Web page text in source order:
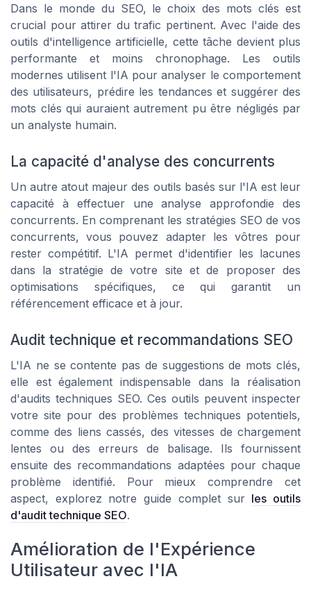
Dans le monde du SEO, le choix des mots clés est
crucial pour attirer du trafic pertinent. Avec l'aide des
outils d'intelligence artificielle, cette tâche devient plus
performante et moins chronophage. Les outils
modernes utilisent l'IA pour analyser le comportement
des utilisateurs, prédire les tendances et suggérer des
mots clés qui auraient autrement pu être négligés par
un analyste humain.
La capacité d'analyse des concurrents
Un autre atout majeur des outils basés sur l'IA est leur
capacité à effectuer une analyse approfondie des
concurrents. En comprenant les stratégies SEO de vos
concurrents, vous pouvez adapter les vôtres pour
rester compétitif. L'IA permet d'identifier les lacunes
dans la stratégie de votre site et de proposer des
optimisations spécifiques, ce qui garantit un
référencement efficace et à jour.
Audit technique et recommandations SEO
L'IA ne se contente pas de suggestions de mots clés,
elle est également indispensable dans la réalisation
d'audits techniques SEO. Ces outils peuvent inspecter
votre site pour des problèmes techniques potentiels,
comme des liens cassés, des vitesses de chargement
lentes ou des erreurs de balisage. Ils fournissent
ensuite des recommandations adaptées pour chaque
problème identifié. Pour mieux comprendre cet
aspect, explorez notre guide complet sur les outils
d'audit technique SEO.
Amélioration de l'Expérience
Utilisateur avec l'IA